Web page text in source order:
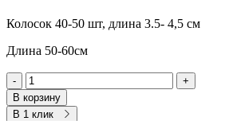
Колосок 40-50 шт, длина 3.5- 4,5 см
Длина 50-60см
-
+
В корзину
В 1 клик